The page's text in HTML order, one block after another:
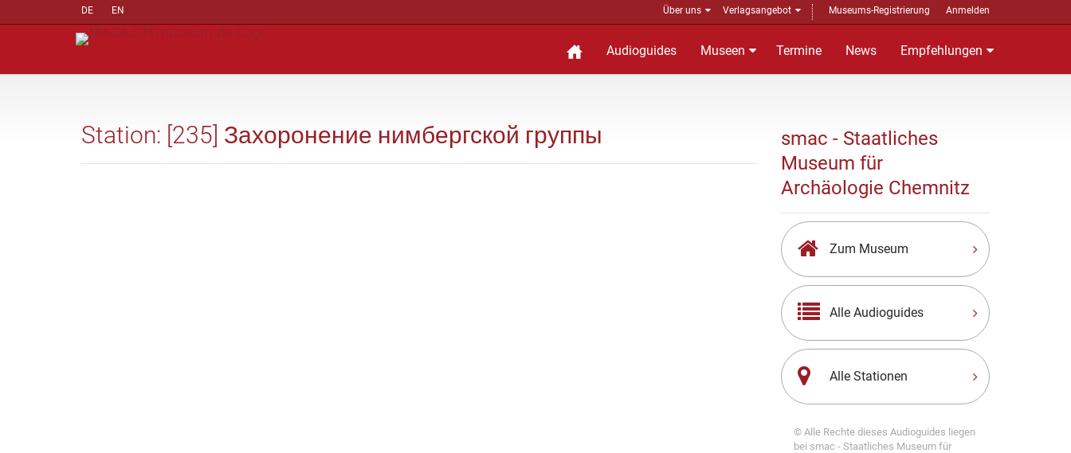
DE EN Über uns Verlagsangebot Museums-Registrierung Anmelden
Audioguides Museen Termine News Empfehlungen
Station: [235] Захоронение нимбергской группы
smac - Staatliches
Museum für
Archäologie Chemnitz
Zum Museum
Alle Audioguides
Alle Stationen
© Alle Rechte dieses Audioguides liegen
bei smac - Staatliches Museum für